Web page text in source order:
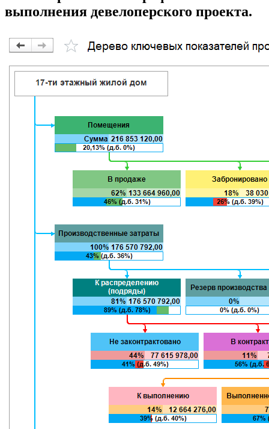
выполнения девелоперского проекта.